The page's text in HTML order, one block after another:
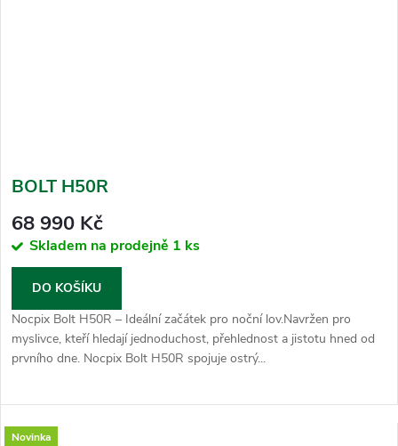
BOLT H50R
68 990 Kč
Skladem na prodejně 1 ks
DO KOŠÍKU
Nocpix Bolt H50R – Ideální začátek pro noční lov.Navržen pro
myslivce, kteří hledají jednoduchost, přehlednost a jistotu hned od
prvního dne. Nocpix Bolt H50R spojuje ostrý...
Novinka